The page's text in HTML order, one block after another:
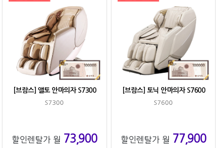
[브람스] 앨토 안마의자 S7300
S7300
할인렌탈가 월 73,900
[브람스] 토닉 안마의자 S7600
S7600
할인렌탈가 월 77,900